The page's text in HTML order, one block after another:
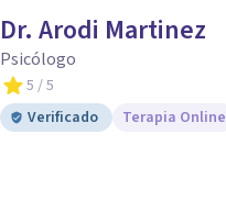
Dr. Arodi Martinez
Psicólogo
5 / 5
Verificado
Terapia Online